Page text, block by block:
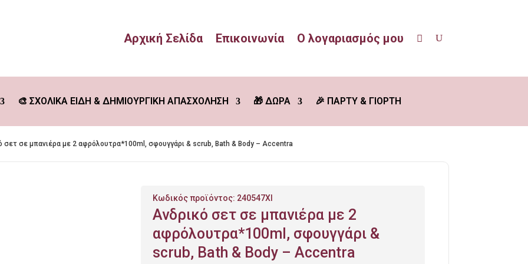
Αρχική Σελίδα Επικοινωνία Ο λογαριασμός μου
🎨 ΣΧΟΛΙΚΑ ΕΙΔΗ & ΔΗΜΙΟΥΡΓΙΚΗ ΑΠΑΣΧΟΛΗΣΗ 🎁 ΔΩΡΑ 🎉 ΠΑΡΤΥ & ΓΙΟΡΤΗ
σετ σε μπανιέρα με 2 αφρόλουτρα*100ml, σφουγγάρι & scrub, Bath & Body – Accentra
Κωδικός προϊόντος: 240547XI
Ανδρικό σετ σε μπανιέρα με 2
αφρόλουτρα*100ml, σφουγγάρι &
scrub, Bath & Body – Accentra